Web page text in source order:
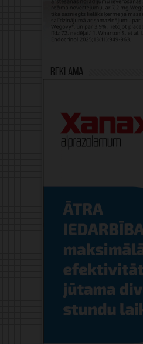
Reklāma